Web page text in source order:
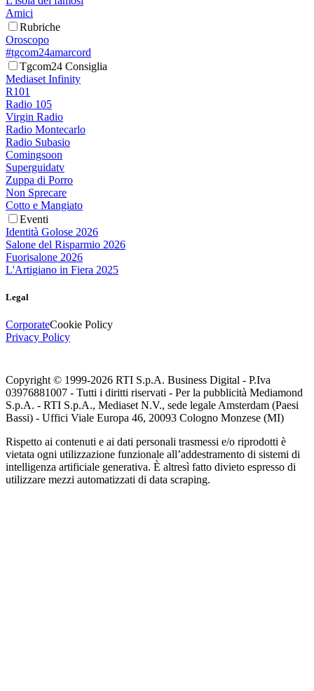
Amici
Rubriche
Oroscopo
#tgcom24amarcord
Tgcom24 Consiglia
Mediaset Infinity
R101
Radio 105
Virgin Radio
Radio Montecarlo
Radio Subasio
Comingsoon
Superguidatv
Zuppa di Porro
Non Sprecare
Cotto e Mangiato
Eventi
Identità Golose 2026
Salone del Risparmio 2026
Fuorisalone 2026
L'Artigiano in Fiera 2025
Legal
CorporateCookie Policy
Privacy Policy
Copyright © 1999-2026 RTI S.p.A. Business Digital - P.Iva
03976881007 - Tutti i diritti riservati - Per la pubblicità Mediamond
S.p.A. - RTI S.p.A., Mediaset N.V., sede legale Amsterdam (Paesi
Bassi) - Uffici Viale Europa 46, 20093 Cologno Monzese (MI)
Rispetto ai contenuti e ai dati personali trasmessi e/o riprodotti è
vietata ogni utilizzazione funzionale all’addestramento di sistemi di
intelligenza artificiale generativa. È altresì fatto divieto espresso di
utilizzare mezzi automatizzati di data scraping.